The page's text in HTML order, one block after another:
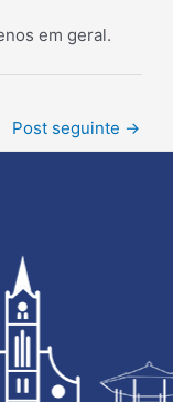
em geral.
Post seguinte →